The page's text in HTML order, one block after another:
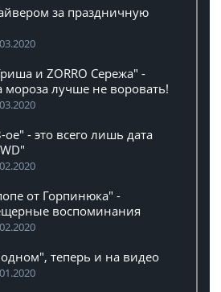
за праздничную
и ZORRO Сережа" -
мороза лучше не воровать!
- это всего лишь дата
от Горпинюка" -
воспоминания
теперь и на видео